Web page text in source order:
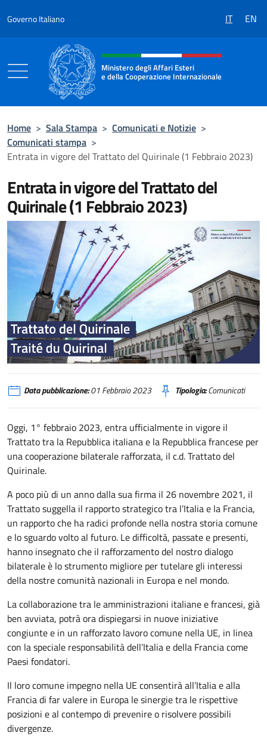
Governo Italiano IT EN
Intestazione sito, social e menù
Ministero degli Affari Esteri
e della Cooperazione Internazionale
Home > Sala Stampa > Comunicati e Notizie >
Comunicati stampa >
Entrata in vigore del Trattato del Quirinale (1 Febbraio 2023)
Entrata in vigore del Trattato del
Quirinale (1 Febbraio 2023)
Entrata in vigore del Trattato del Quirinale
Data pubblicazione:01 Febbraio 2023 Tipologia:Comunicati
Oggi, 1° febbraio 2023, entra ufficialmente in vigore il
Trattato tra la Repubblica italiana e la Repubblica francese per
una cooperazione bilaterale rafforzata, il c.d. Trattato del
Quirinale.
A poco più di un anno dalla sua firma il 26 novembre 2021, il
Trattato suggella il rapporto strategico tra l’Italia e la Francia,
un rapporto che ha radici profonde nella nostra storia comune
e lo sguardo volto al futuro. Le difficoltà, passate e presenti,
hanno insegnato che il rafforzamento del nostro dialogo
bilaterale è lo strumento migliore per tutelare gli interessi
della nostre comunità nazionali in Europa e nel mondo.
La collaborazione tra le amministrazioni italiane e francesi, già
ben avviata, potrà ora dispiegarsi in nuove iniziative
congiunte e in un rafforzato lavoro comune nella UE, in linea
con la speciale responsabilità dell’Italia e della Francia come
Paesi fondatori.
Il loro comune impegno nella UE consentirà all’Italia e alla
Francia di far valere in Europa le sinergie tra le rispettive
posizioni e al contempo di prevenire o risolvere possibili
divergenze.